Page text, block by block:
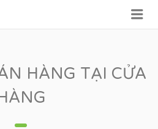
HÀNG TẠI CỬA